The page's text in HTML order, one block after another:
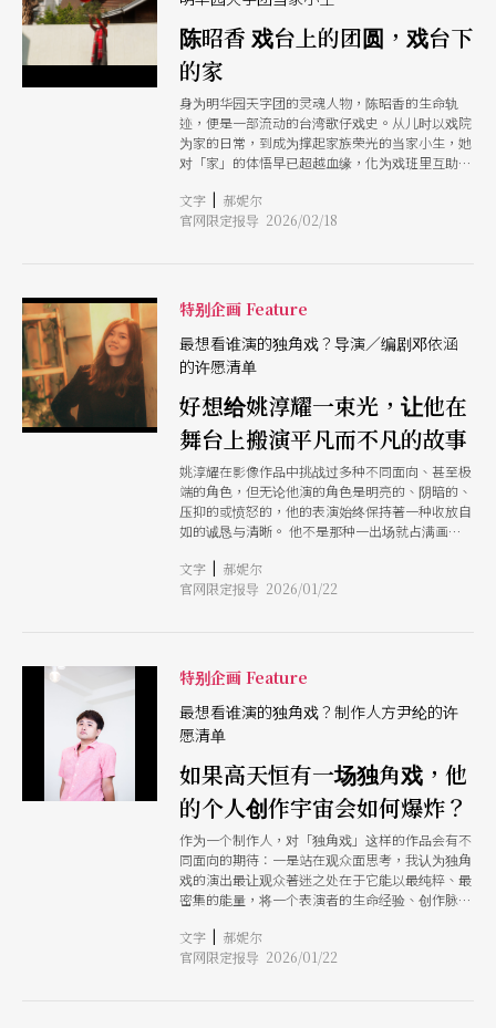
陈昭香 戏台上的团圆，戏台下
的家
身为明华园天字团的灵魂人物，陈昭香的生命轨
迹，便是一部流动的台湾歌仔戏史。从儿时以戏院
为家的日常，到成为撑起家族荣光的当家小生，她
对「家」的体悟早已超越血缘，化为戏班里互助共
柔，舍弃春节戏金，换取团员与亲人相聚的时光。
文字 | 郝妮尔
官网限定报导 2026/02/18
特别企画 Feature
最想看谁演的独角戏？导演／编剧邓依涵
的许愿清单
好想给姚淳耀一束光，让他在
舞台上搬演平凡而不凡的故事
姚淳耀在影像作品中挑战过多种不同面向、甚至极
端的角色，但无论他演的角色是明亮的、阴暗的、
压抑的或愤怒的，他的表演始终保持著一种收放自
如的诚恳与清晰。 他不是那种一出场就占满画面
力量的细节让人感觉：这个人身上正在发生什么。
因为这些特质，我认为他特别适合独脚戏。我想像
杂不安、逃避、幽默、倔强一层层地打开。 我相
信，姚淳耀能让一个人的独白，变成观众愿意静下
来听的一段生命。
文字 | 郝妮尔
官网限定报导 2026/01/22
特别企画 Feature
最想看谁演的独角戏？制作人方尹纶的许
愿清单
如果高天恒有一场独角戏，他
的个人创作宇宙会如何爆炸？
作为一个制作人，对「独角戏」这样的作品会有不
同面向的期待：一是站在观众面思考，我认为独角
戏的演出最让观众著迷之处在于它能以最纯粹、最
密集的能量，将一个表演者的生命经验、创作脉络
作面，如果要完整体现一个表演者爆发性的演出能
量，能够集编、导、演于一身的人，会是最符合剧
文字 | 郝妮尔
官网限定报导 2026/01/22